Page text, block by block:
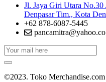
Jl. Jaya Giri Utara
Denpasar Tim., Kota
+62 878-6087-5445
©2023. Toko